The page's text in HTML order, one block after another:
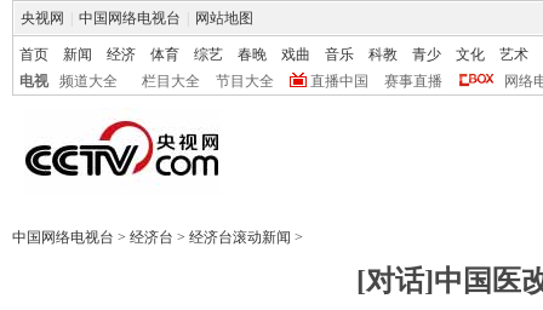
央视网 中国网络电视台 网站地图
首页 新闻 经济 体育 综艺 春晚 戏曲 音乐 科教 青少 文化
艺术
电视
频道大全 栏目大全 节目大全 直播中国 赛事直播 网络
中国网络电视台 > 经济台 > 经济台滚动新闻 >
[对话]中国医